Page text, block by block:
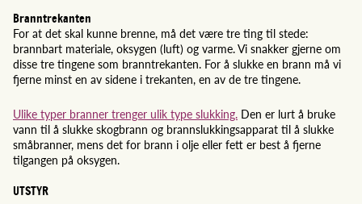
Branntrekanten
For at det skal kunne brenne, må det være tre ting til stede:
brannbart materiale, oksygen (luft) og varme. Vi snakker gjerne om
disse tre tingene som branntrekanten. For å slukke en brann må vi
fjerne minst en av sidene i trekanten, en av de tre tingene.
Ulike typer branner trenger ulik type slukking. Den er lurt å bruke
vann til å slukke skogbrann og brannslukkingsapparat til å slukke
småbranner, mens det for brann i olje eller fett er best å fjerne
tilgangen på oksygen.
UTSTYR